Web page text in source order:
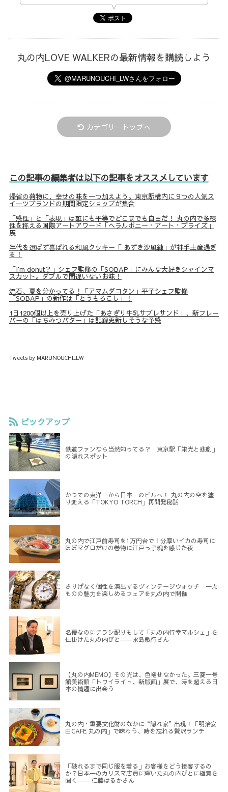
丸の内LOVE WALKERの最新情報を購読しよう
カテゴリートップへ
この記事の編集者は以下の記事をオススメしています
帰省の荷物に、幸せの味を一つ加えよう。東京駅構内に９つの人気ス
イーツブランドの期間限定ショップが集合
「感性」と「表現」は誰にも平等でどこまでも自由だ！ 丸の内で多様
性を称える国際アートアワード「ヘラルボニー・アート・プライズ」
展
年代を選ばず喜ばれる和風クッキー「 あずき沙風練」が神手土産過ぎ
る！
「I'm donut？」シェフ監修の「SOBAP」にみんな大好きシャインマ
スカット。ダブルで間違いないお味！
流石、夏を分かってる！「アマムダコタン」平子シェフ監修
「SOBAP」の新作は「とうもろこし」！
1日1200個以上を売り上げた「あさぎり牛乳サブレサンド」、新フレー
バーの「はちみつバター」は記録更新しそうな予感
Tweets by MARUNOUCHI_LW
ピックアップ
鉄道ファンなら当然知ってる？ 東京駅「栄光と悲劇」
の隠れスポット
かつての東洋一から日本一のビルへ！ 丸の内の空を塗
り変える「TOKYO TORCH」再開発秘話
丸の内で江戸前寿司を1万円台で！分厚いイカの寿司に
ほぼマグロだけの巻物に江戸っ子魂を感じた夜
さりげなく個性を演出するヴィンテージウォッチ 一点
ものの魅力を楽しめるフェアを丸の内で開催
名優なのにチラシ配りもして「丸の内行幸マルシェ」を
仕掛けた丸の内びと――永島敏行さん
【丸の内MEMO】その光は、色褪せなかった。三菱一号
館美術館「トワイライト、新版画」展で、時を超える日
本の情趣に出会う
丸の内・重要文化財のなかに“隠れ家”出現！「明治安
田CAFE 丸の内」で味わう、時を忘れる贅沢ランチ
「破れるまで同じ服を着る」お客様をどう接客するの
か？日本一のカリスマ店員に輝いた丸の内びとに極意を
聞く―― 仁藤はるかさん